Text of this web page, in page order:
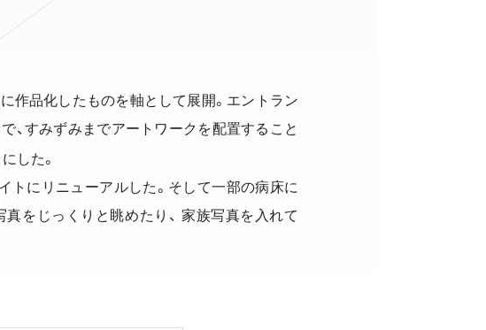
作品化したものを軸として展開。エントラン
、すみずみまでアートワークを配置すること
した。
トにリニューアルした。そして一部の病床に
をじっくりと眺めたり、 家族写真を入れて